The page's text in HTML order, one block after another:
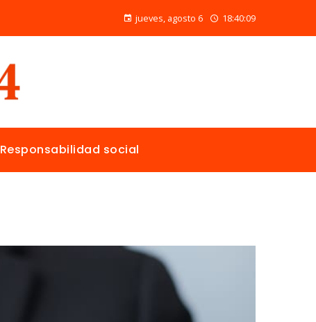
jueves, agosto 6 18:40:11
Responsabilidad social